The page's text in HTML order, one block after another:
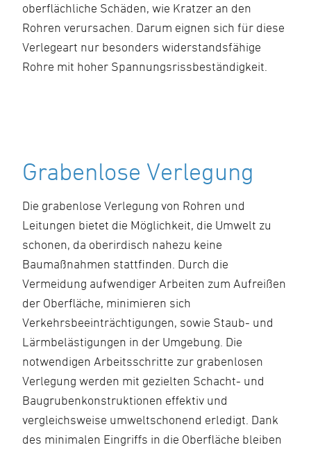
oberflächliche Schäden, wie Kratzer an den
Rohren verursachen. Darum eignen sich für diese
Verlegeart nur besonders widerstandsfähige
Rohre mit hoher Spannungsrissbeständigkeit.
Grabenlose Verlegung
Die grabenlose Verlegung von Rohren und
Leitungen bietet die Möglichkeit, die Umwelt zu
schonen, da oberirdisch nahezu keine
Baumaßnahmen stattfinden. Durch die
Vermeidung aufwendiger Arbeiten zum Aufreißen
der Oberfläche, minimieren sich
Verkehrsbeeinträchtigungen, sowie Staub- und
Lärmbelästigungen in der Umgebung. Die
notwendigen Arbeitsschritte zur grabenlosen
Verlegung werden mit gezielten Schacht- und
Baugrubenkonstruktionen effektiv und
vergleichsweise umweltschonend erledigt. Dank
des minimalen Eingriffs in die Oberfläche bleiben